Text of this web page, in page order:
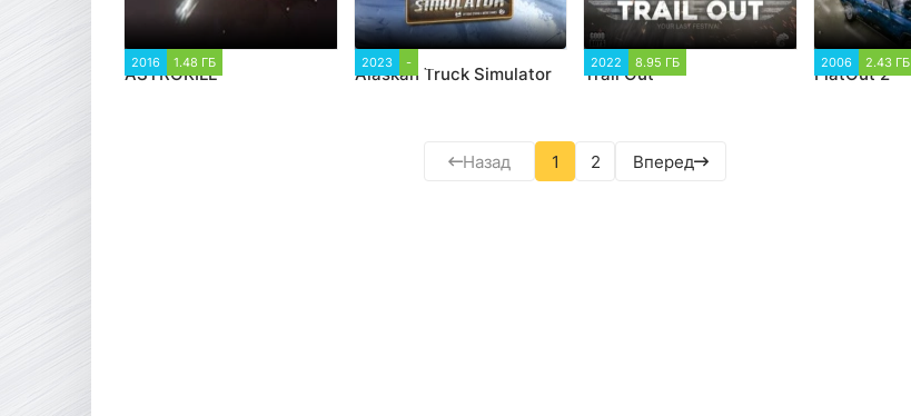
2016 1.48 ГБ
ASTROKILL
2023 -
Alaskan Truck Simulator
2022 8.95 ГБ
Trail Out
2006 2.43 ГБ
FlatOut 2
Назад 1 2 Вперед